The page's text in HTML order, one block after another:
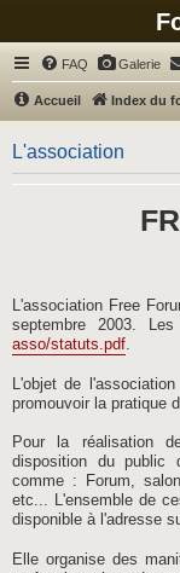
FAQ Galerie
Accueil Index du
L'association
L'association Free
septembre 2003.
asso/statuts.pdf.
L'objet de
promouvoir la pratique
Pour la réalisation
disposition du public
comme : Forum,
etc... L'ensemble de
disponible à l'adresse
Elle organise des